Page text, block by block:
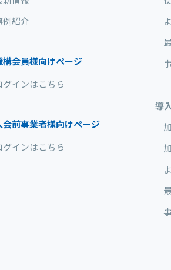
例紹介
構会員様向けページ
グインはこちら
会前事業者様向けページ
グインはこちら
導